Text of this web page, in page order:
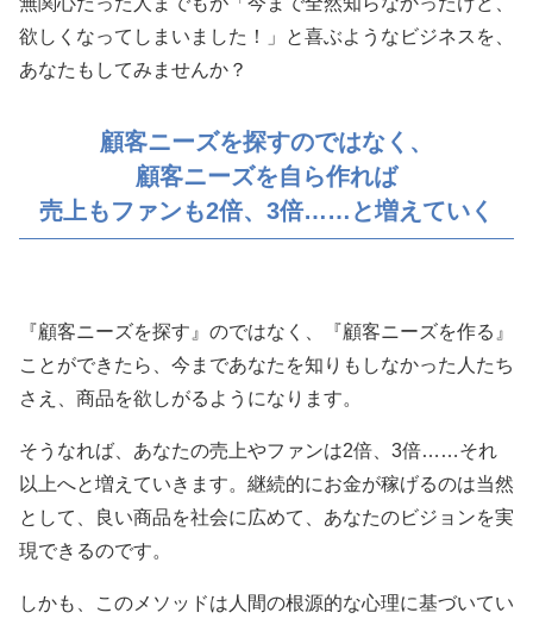
欲しくなってしまいました！」と喜ぶようなビジネスを、
あなたもしてみませんか？
顧客ニーズを探すのではなく、
顧客ニーズを自ら作れば
売上もファンも2倍、3倍……と増えていく
『顧客ニーズを探す』のではなく、『顧客ニーズを作る』
ことができたら、今まであなたを知りもしなかった人たち
さえ、商品を欲しがるようになります。
そうなれば、 あなたの売上やファンは2倍、3倍……それ
以上へと増えていきます。 継続的にお金が稼げるのは当然
として、良い商品を社会に広めて、あなたのビジョンを実
現できるのです。
しかも、このメソッドは人間の根源的な心理に基づいてい